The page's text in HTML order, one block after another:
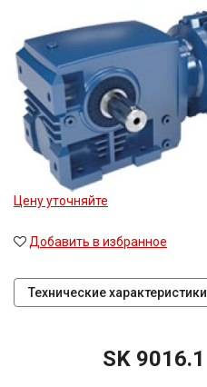
Цену уточняйте
Добавить в избранное
Технические характеристики
SK 9016.1